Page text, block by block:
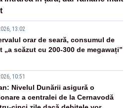
13:02
orar de seară, consumul de
„a scăzut cu 200-300 de megawați”
10:51
Nivelul Dunării asigură o
a centralei de la Cernavodă